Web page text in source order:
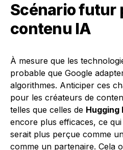
Scénario futur
contenu IA
À mesure que les
probable que Google
algorithmes. Anticiper ces
pour les créateurs de
telles que celles de Hugging
encore plus efficaces, ce qui
serait plus perçue comme
comme un partenaire. Cela